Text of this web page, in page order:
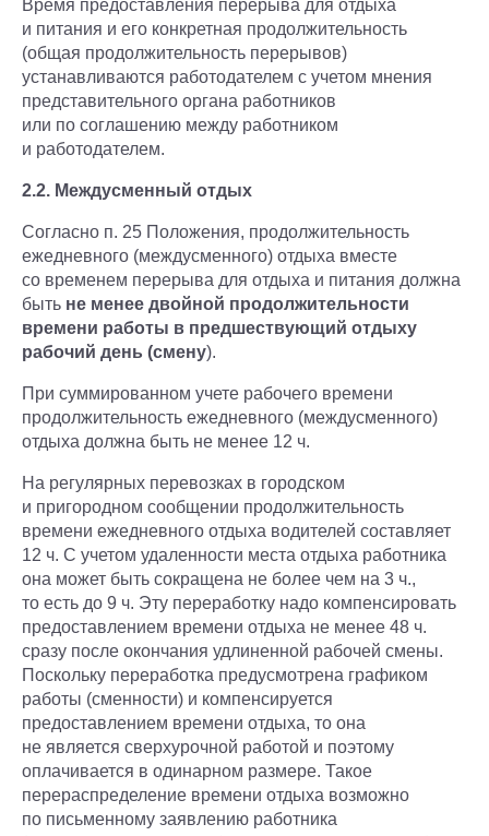
Время предоставления перерыва для отдыха
и питания и его конкретная продолжительность
(общая продолжительность перерывов)
устанавливаются работодателем с учетом мнения
представительного органа работников
или по соглашению между работником
и работодателем.
2.2. Междусменный отдых
Согласно п. 25 Положения, продолжительность
ежедневного (междусменного) отдыха вместе
со временем перерыва для отдыха и питания должна
быть не менее двойной продолжительности
времени работы в предшествующий отдыху
рабочий день (смену).
При суммированном учете рабочего времени
продолжительность ежедневного (междусменного)
отдыха должна быть не менее 12 ч.
На регулярных перевозках в городском
и пригородном сообщении продолжительность
времени ежедневного отдыха водителей составляет
12 ч. С учетом удаленности места отдыха работника
она может быть сокращена не более чем на 3 ч.,
то есть до 9 ч. Эту переработку надо компенсировать
предоставлением времени отдыха не менее 48 ч.
сразу после окончания удлиненной рабочей смены.
Поскольку переработка предусмотрена графиком
работы (сменности) и компенсируется
предоставлением времени отдыха, то она
не является сверхурочной работой и поэтому
оплачивается в одинарном размере. Такое
перераспределение времени отдыха возможно
по письменному заявлению работника